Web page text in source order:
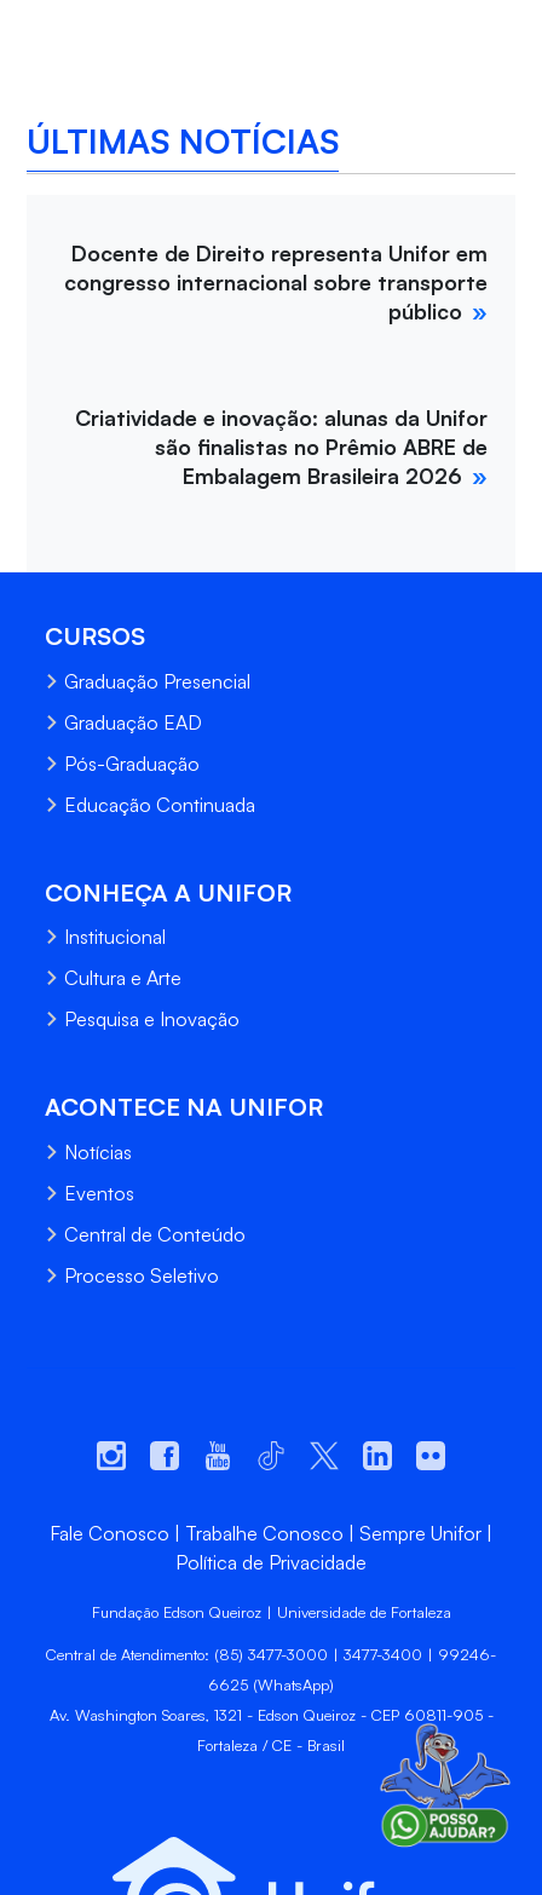
ÚLTIMAS NOTÍCIAS
Docente de Direito representa Unifor em
congresso internacional sobre transporte
público
Criatividade e inovação: alunas da Unifor
são finalistas no Prêmio ABRE de
Embalagem Brasileira 2026
CURSOS
Graduação Presencial
Graduação EAD
Pós-Graduação
Educação Continuada
CONHEÇA A UNIFOR
Institucional
Cultura e Arte
Pesquisa e Inovação
ACONTECE NA UNIFOR
Notícias
Eventos
Central de Conteúdo
Processo Seletivo
Fale Conosco Trabalhe Conosco
Sempre Unifor
Política de Privacidade
Fundação Edson Queiroz | Universidade de Fortaleza
Central de Atendimento: (85) 3477-3000 | 3477-3400 | 99246-
6625 (WhatsApp)
Av. Washington Soares, 1321 - Edson Queiroz - CEP 60811-905 -
Fortaleza / CE - Brasil